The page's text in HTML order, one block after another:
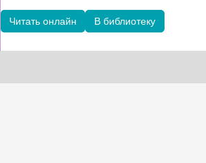
Читать онлайн В библиотеку